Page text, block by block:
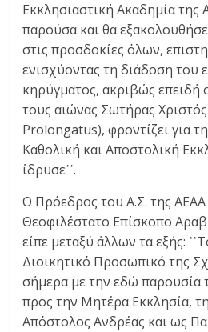
Εκκλησιαστική Ακαδημία της
παρούσα και θα
στις προσδοκίες όλων,
ενισχύοντας τη διάδοση του
κηρύγματος, ακριβώς επειδή
τους αιώνας Σωτήρας
Prolongatus), φροντίζει για
Καθολική και Αποστολική
ίδρυσε᾽᾽.
Ο Πρόεδρος του Α.Σ. της
Θεοφιλέστατο Επίσκοπο
είπε μεταξύ άλλων τα εξής:
Διοικητικό Προσωπικό της
σήμερα με την εδώ παρουσία
προς την Μητέρα Εκκλησία,
Απόστολος Ανδρέας και ως